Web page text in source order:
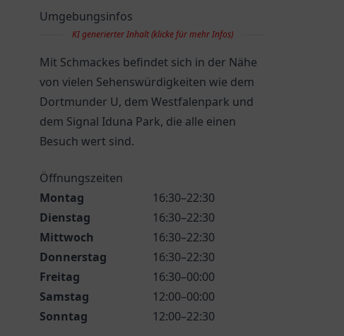
Umgebungsinfos
KI generierter Inhalt (klicke für mehr Infos)
Mit Schmackes befindet sich in der Nähe
von vielen Sehenswürdigkeiten wie dem
Dortmunder U, dem Westfalenpark und
dem Signal Iduna Park, die alle einen
Besuch wert sind.
Öffnungszeiten
Montag
16:30–22:30
Dienstag
16:30–22:30
Mittwoch
16:30–22:30
Donnerstag
16:30–22:30
Freitag
16:30–00:00
Samstag
12:00–00:00
Sonntag
12:00–22:30